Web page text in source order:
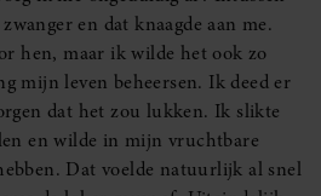
en dat knaagde aan me.
hen, maar ik wilde het ook zo
mijn leven beheersen. Ik deed er
dat het zou lukken. Ik slikte
en wilde in mijn vruchtbare
Dat voelde natuurlijk al snel